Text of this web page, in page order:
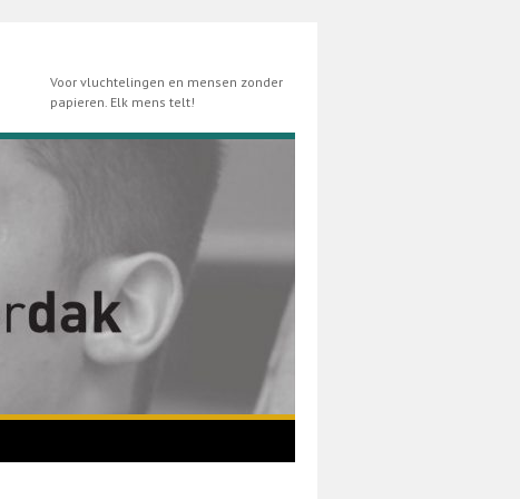
Voor vluchtelingen en mensen zonder
papieren. Elk mens telt!